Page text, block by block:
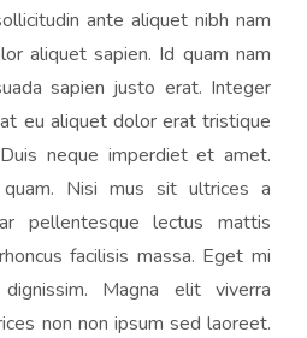
ante aliquet nibh nam
aliquet sapien. Id quam nam
sapien justo erat. Integer
eu aliquet dolor erat tristique
neque imperdiet et amet.
Nisi mus sit ultrices a
pellentesque lectus mattis
facilisis massa. Eget mi
Magna elit viverra
non non ipsum sed laoreet.